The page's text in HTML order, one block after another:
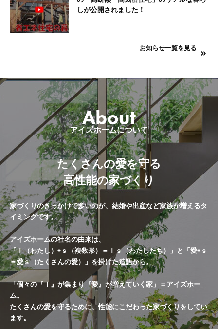
しが公開されました！
お知らせ一覧を見る
About
アイズホームについて
たくさんの愛を守る
高性能の家づくり
家づくりのきっかけで多いのが、結婚や出産など家族が増えるタ
イミングです。
アイズホームの社名の由来は、
「Ｉ（わたし）+ｓ（複数形）＝Ｉｓ（わたしたち）」と「愛+ｓ
＝愛ｓ（たくさんの愛）」を掛けた造語から。
「個々の『Ｉ』が集まり『愛』が増えていく家」＝アイズホー
ム。
たくさんの愛を守るために、性能にこだわった家づくりをしてい
ます。